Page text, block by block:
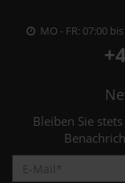
MO - FR: 07:00
Bleiben Sie